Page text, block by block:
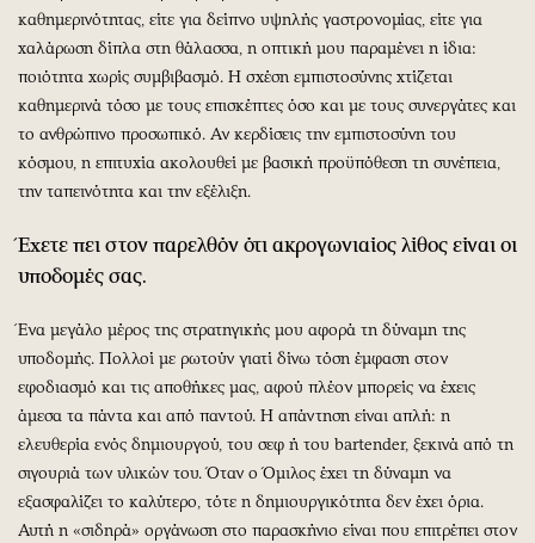
καθημερινότητας, είτε για δείπνο υψηλής γαστρονομίας, είτε για
χαλάρωση δίπλα στη θάλασσα, η οπτική μου παραμένει η ίδια:
ποιότητα χωρίς συμβιβασμό. Η σχέση εμπιστοσύνης χτίζεται
καθημερινά τόσο με τους επισκέπτες όσο και με τους συνεργάτες και
το ανθρώπινο προσωπικό. Αν κερδίσεις την εμπιστοσύνη του
κόσμου, η επιτυχία ακολουθεί με βασική προϋπόθεση τη συνέπεια,
την ταπεινότητα και την εξέλιξη.
Έχετε πει στον παρελθόν ότι ακρογωνιαίος λίθος είναι οι
υποδομές σας.
Ένα μεγάλο μέρος της στρατηγικής μου αφορά τη δύναμη της
υποδομής. Πολλοί με ρωτούν γιατί δίνω τόση έμφαση στον
εφοδιασμό και τις αποθήκες μας, αφού πλέον μπορείς να έχεις
άμεσα τα πάντα και από παντού. Η απάντηση είναι απλή: η
ελευθερία ενός δημιουργού, του σεφ ή του bartender, ξεκινά από τη
σιγουριά των υλικών του. Όταν ο Όμιλος έχει τη δύναμη να
εξασφαλίζει το καλύτερο, τότε η δημιουργικότητα δεν έχει όρια.
Αυτή η «σιδηρά» οργάνωση στο παρασκήνιο είναι που επιτρέπει στον